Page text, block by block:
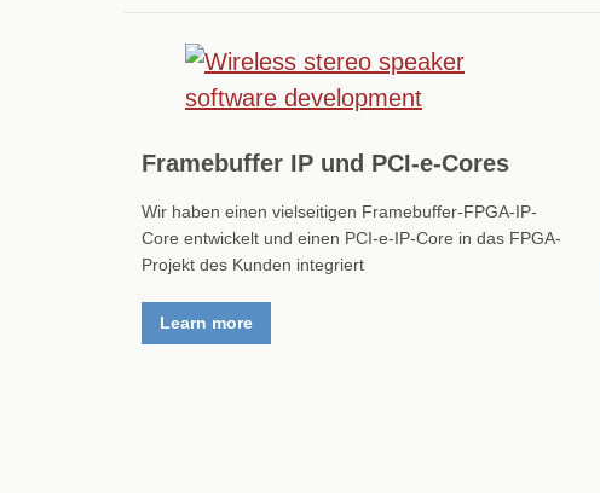
Framebuffer IP und PCI-e-Cores
Wir haben einen vielseitigen Framebuffer-FPGA-IP-
Core entwickelt und einen PCI-e-IP-Core in das FPGA-
Projekt des Kunden integriert
Learn more